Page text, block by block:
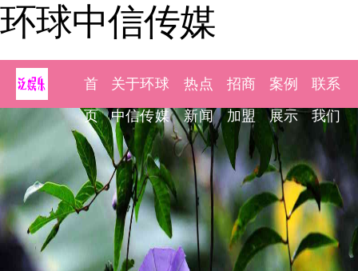
环球中信传媒
首
页
关于环球
中信传媒
热点
新闻
招商
加盟
案例
展示
联系
我们